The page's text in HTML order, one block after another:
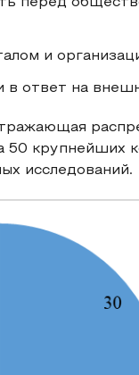
перед
и
в ответ на
50 крупнейших
исследований.